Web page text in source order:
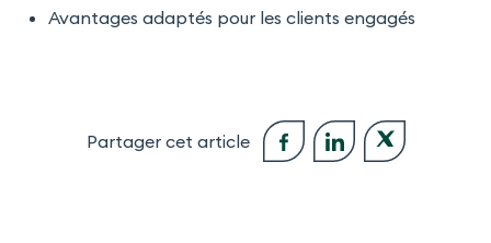
Avantages adaptés pour les clients engagés
Partager cet article